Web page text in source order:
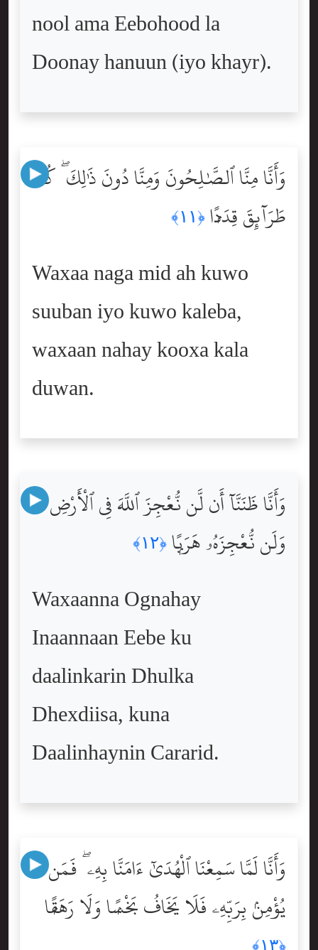
nool ama Eebohood la
Doonay hanuun (iyo khayr).
وَأَنَّا مِنَّا ٱلصَّٰلِحُونَ وَمِنَّا دُونَ ذَٰلِكَ ۖ كُنَّا
طَرَآئِقَ قِدَدًۭا ﴿١١﴾
Waxaa naga mid ah kuwo
suuban iyo kuwo kaleba,
waxaan nahay kooxa kala
duwan.
وَأَنَّا ظَنَنَّآ أَن لَّن نُّعْجِزَ ٱللَّهَ فِى ٱلْأَرْضِ
وَلَن نُّعْجِزَهُۥ هَرَبًۭا ﴿١٢﴾
Waxaanna Ognahay
Inaannaan Eebe ku
daalinkarin Dhulka
Dhexdiisa, kuna
Daalinhaynin Cararid.
وَأَنَّا لَمَّا سَمِعْنَا ٱلْهُدَىٰٓ ءَامَنَّا بِهِۦ ۖ فَمَن
يُؤْمِنۢ بِرَبِّهِۦ فَلَا يَخَافُ بَخْسًۭا وَلَا رَهَقًۭا
﴿١٣﴾